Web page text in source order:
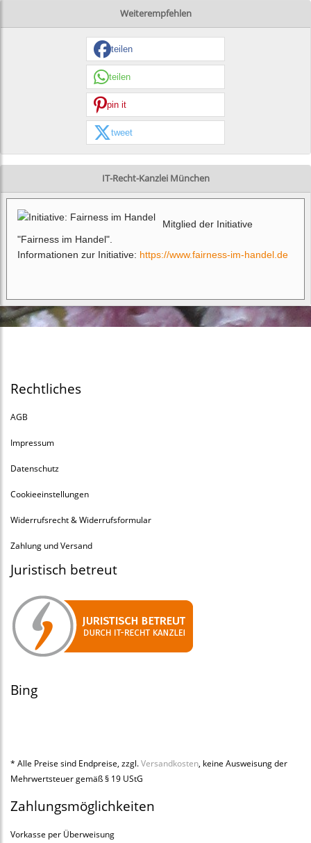
Weiterempfehlen
teilen
teilen
pin it
tweet
IT-Recht-Kanzlei München
Mitglied der Initiative
"Fairness im Handel".
Informationen zur Initiative: https://www.fairness-im-handel.de
Rechtliches
AGB
Impressum
Datenschutz
Cookieeinstellungen
Widerrufsrecht & Widerrufsformular
Zahlung und Versand
Juristisch betreut
Bing
* Alle Preise sind Endpreise, zzgl.Versandkosten, keine Ausweisung der
Mehrwertsteuer gemäß § 19 UStG
Zahlungsmöglichkeiten
Vorkasse per Überweisung